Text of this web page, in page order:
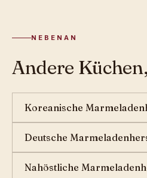
NEBENAN
Andere
Koreanische
Deutsche
Nahöstliche